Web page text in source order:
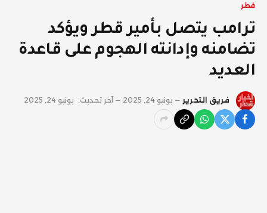
قطر
ترامب يتصل بأمير قطر ويؤكد
تضامنه وإدانته الهجوم على قاعدة
العديد
فريق التحرير يونيو 24, 2025 آخر تحديث: يونيو 24, 2025